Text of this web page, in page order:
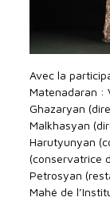
Avec la
Matenadaran :
Ghazaryan
Malkhasyan
Harutyunyan
(conservatrice
Petrosyan
Mahé de